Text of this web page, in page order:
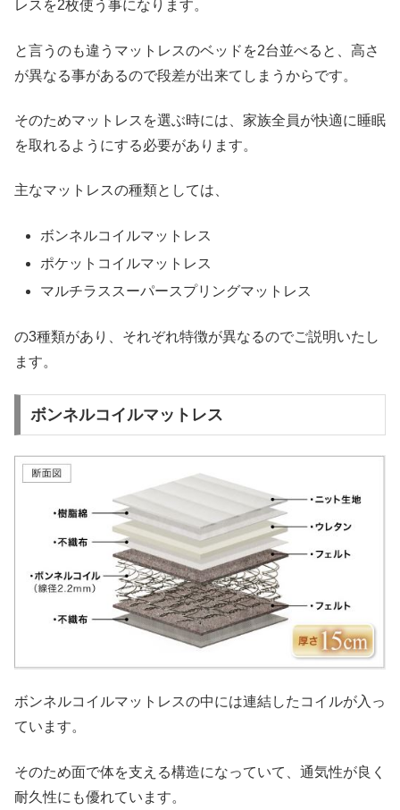
レスを2枚使う事になります。
と言うのも違うマットレスのベッドを2台並べると、高さ
が異なる事があるので段差が出来てしまうからです。
そのためマットレスを選ぶ時には、家族全員が快適に睡眠
を取れるようにする必要があります。
主なマットレスの種類としては、
ボンネルコイルマットレス
ポケットコイルマットレス
マルチラススーパースプリングマットレス
の3種類があり、それぞれ特徴が異なるのでご説明いたし
ます。
ボンネルコイルマットレス
ボンネルコイルマットレスの中には連結したコイルが入っ
ています。
そのため面で体を支える構造になっていて、通気性が良く
耐久性にも優れています。